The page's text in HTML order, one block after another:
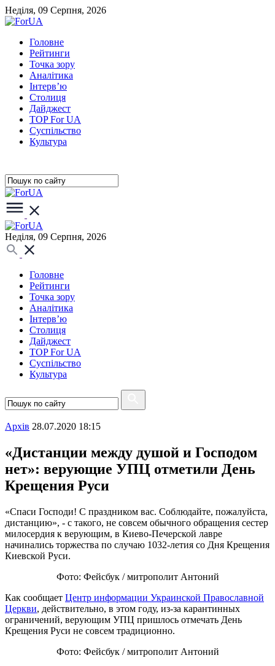
Неділя, 09 Серпня, 2026
Головне
Рейтинги
Точка зору
Аналітика
Інтерв’ю
Столиця
Дайджест
TOP For UA
Суспiльство
Культура
Неділя, 09 Серпня, 2026
Головне
Рейтинги
Точка зору
Аналітика
Інтерв’ю
Столиця
Дайджест
TOP For UA
Суспiльство
Культура
Архiв 28.07.2020 18:15
«Дистанции между душой и Господом
нет»: верующие УПЦ отметили День
Крещения Руси
«Спаси Господи! С праздником вас. Соблюдайте, пожалуйста,
дистанцию», - с такого, не совсем обычного обращения сестер
милосердия к верующим, в Киево-Печерской лавре
начинались торжества по случаю 1032-летия со Дня Крещения
Киевской Руси.
Фото: Фейсбук / митрополит Антоний
Как сообщает Центр информации Украинской Православной
Церкви, действительно, в этом году, из-за карантинных
ограничений, верующим УПЦ пришлось отмечать День
Крещения Руси не совсем традиционно.
Фото: Фейсбук / митрополит Антоний